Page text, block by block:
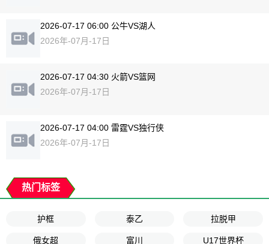
2026-07-17 06:00 公牛VS湖人
2026年-07月-17日
2026-07-17 04:30 火箭VS篮网
2026年-07月-17日
2026-07-17 04:00 雷霆VS独行侠
2026年-07月-17日
热门标签
护框 泰乙 拉脱甲
俄女超 富川 U17世界杯